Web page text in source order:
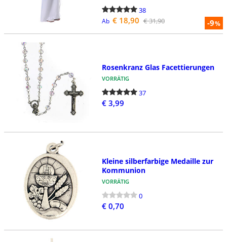
-9%
38
Ab € 18,90 € 31,90
Rosenkranz Glas Facettierungen
VORRÄTIG
37
€ 3,99
Kleine silberfarbige Medaille zur
Kommunion
VORRÄTIG
0
€ 0,70